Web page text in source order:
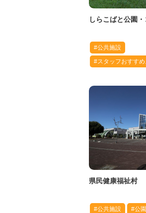
しらこばと公園
#公共施設
#スタッフおすすめ
県民健康福祉村
#公共施設 #公園